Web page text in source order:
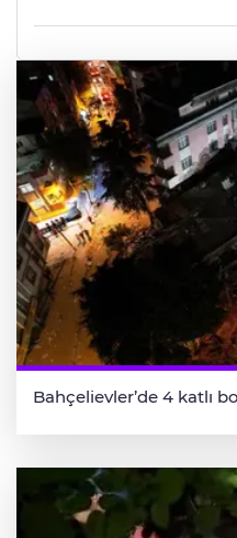
Bahçelievler’de 4 katlı